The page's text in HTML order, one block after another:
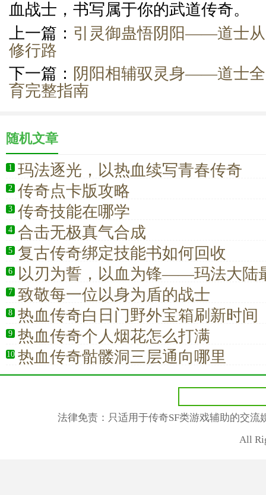
血战士，书写属于你的武道传奇。
上一篇： 引灵御蛊悟阴阳——道士
修行路
下一篇： 阴阳相辅驭灵身——道士
育完整指南
随机文章
1 玛法逐光，以热血续写青春传奇
2 传奇点卡版攻略
3 传奇技能在哪学
4 合击无极真气合成
5 复古传奇绑定技能书如何回收
6
以刃为誓，以血为锋——玛法大陆
士信仰
7 致敬每一位以身为盾的战士
8 热血传奇白日门野外宝箱刷新时间
9 热血传奇个人烟花怎么打满
10 热血传奇骷髅洞三层通向哪里
法律免责：只适用于传奇SF类游戏辅助的交
All